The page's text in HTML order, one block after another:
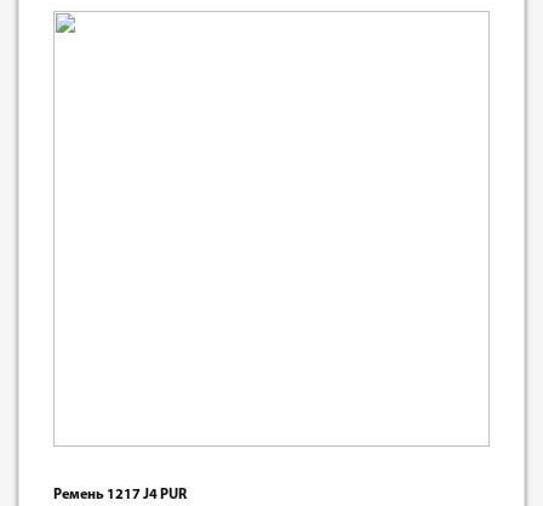
Ремень 1217 J4 PUR